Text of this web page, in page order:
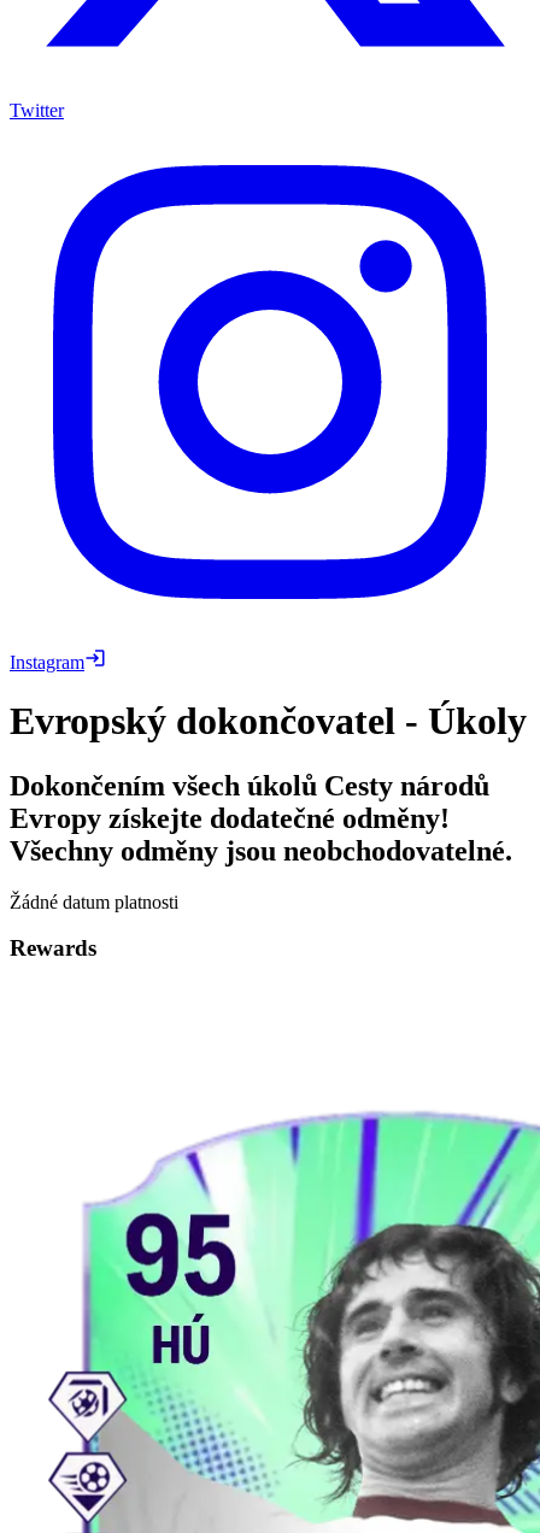
Twitter
Instagram
Evropský dokončovatel - Úkoly
Dokončením všech úkolů Cesty národů
Evropy získejte dodatečné odměny!
Všechny odměny jsou neobchodovatelné.
Žádné datum platnosti
Rewards